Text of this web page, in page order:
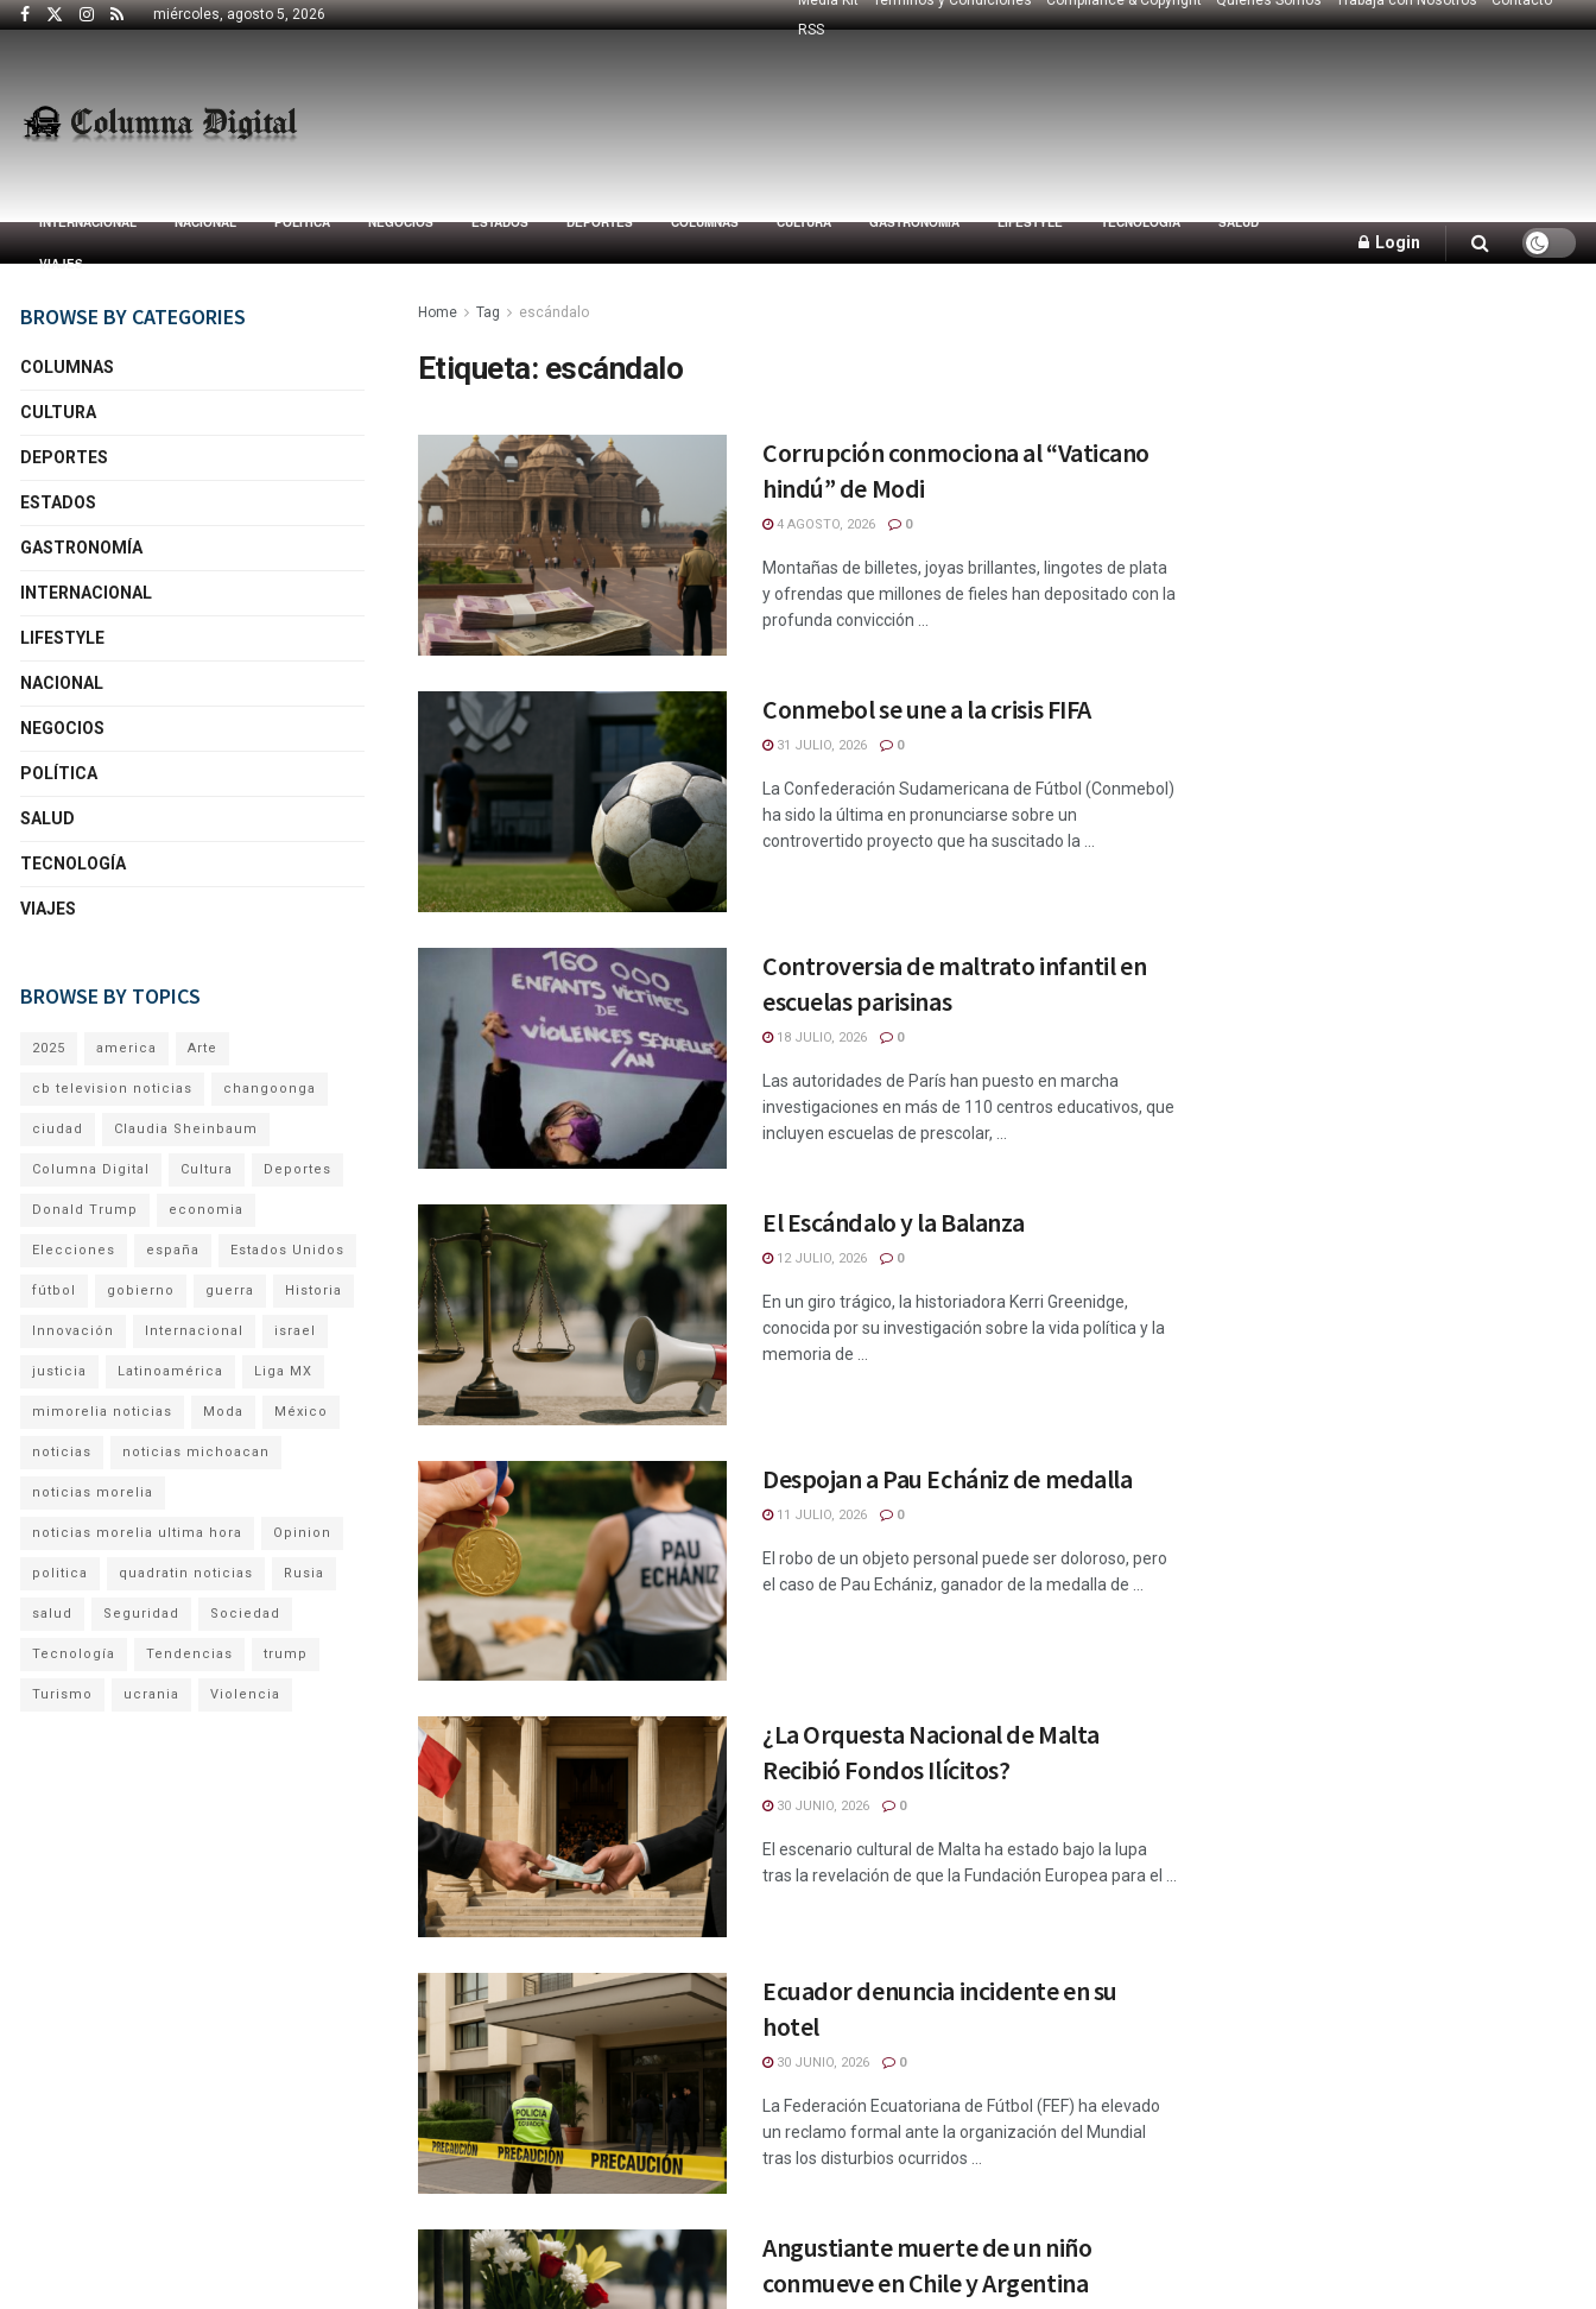
miércoles, agosto 5, 2026
RSS
INTERNACIONAL NACIONAL POLÍTICA NEGOCIOS ESTADOS DEPORTES COLUMNAS CULTURA GASTRONOMÍA LIFESTYLE TECNOLOGÍA SALUD
VIAJES
Login
Home Tag escándalo
Etiqueta: escándalo
Corrupción conmociona al “Vaticano
hindú” de Modi
4 AGOSTO, 2026 0
Montañas de billetes, joyas brillantes, lingotes de plata
y ofrendas que millones de fieles han depositado con la
profunda convicción ...
Conmebol se une a la crisis FIFA
31 JULIO, 2026 0
La Confederación Sudamericana de Fútbol (Conmebol)
ha sido la última en pronunciarse sobre un
controvertido proyecto que ha suscitado la ...
Controversia de maltrato infantil en
escuelas parisinas
18 JULIO, 2026 0
Las autoridades de París han puesto en marcha
investigaciones en más de 110 centros educativos, que
incluyen escuelas de prescolar, ...
El Escándalo y la Balanza
12 JULIO, 2026 0
En un giro trágico, la historiadora Kerri Greenidge,
conocida por su investigación sobre la vida política y la
memoria de ...
Despojan a Pau Echániz de medalla
11 JULIO, 2026 0
El robo de un objeto personal puede ser doloroso, pero
el caso de Pau Echániz, ganador de la medalla de ...
¿La Orquesta Nacional de Malta
Recibió Fondos Ilícitos?
30 JUNIO, 2026 0
El escenario cultural de Malta ha estado bajo la lupa
tras la revelación de que la Fundación Europea para el ...
Ecuador denuncia incidente en su
hotel
30 JUNIO, 2026 0
La Federación Ecuatoriana de Fútbol (FEF) ha elevado
un reclamo formal ante la organización del Mundial
tras los disturbios ocurridos ...
Angustiante muerte de un niño
conmueve en Chile y Argentina
BROWSE BY CATEGORIES
COLUMNAS
CULTURA
DEPORTES
ESTADOS
GASTRONOMÍA
INTERNACIONAL
LIFESTYLE
NACIONAL
NEGOCIOS
POLÍTICA
SALUD
TECNOLOGÍA
VIAJES
BROWSE BY TOPICS
2025 america Arte
cb television noticias changoonga
ciudad Claudia Sheinbaum
Columna Digital Cultura Deportes
Donald Trump economia
Elecciones españa Estados Unidos
fútbol gobierno guerra Historia
Innovación Internacional israel
justicia Latinoamérica Liga MX
mimorelia noticias Moda México
noticias noticias michoacan
noticias morelia
noticias morelia ultima hora Opinion
politica quadratin noticias Rusia
salud Seguridad Sociedad
Tecnología Tendencias trump
Turismo ucrania Violencia